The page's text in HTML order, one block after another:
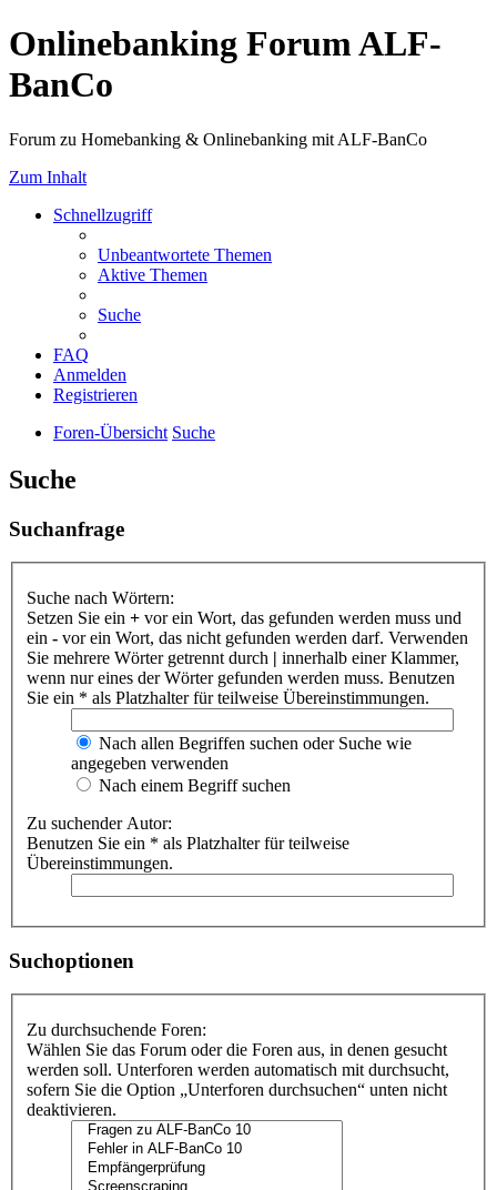
Onlinebanking Forum ALF-
BanCo
Forum zu Homebanking & Onlinebanking mit ALF-BanCo
Zum Inhalt
Schnellzugriff
Unbeantwortete Themen
Aktive Themen
Suche
FAQ
Anmelden
Registrieren
Foren-Übersicht Suche
Suche
Suchanfrage
Suche nach Wörtern:
Setzen Sie ein + vor ein Wort, das gefunden werden muss und
ein - vor ein Wort, das nicht gefunden werden darf. Verwenden
Sie mehrere Wörter getrennt durch | innerhalb einer Klammer,
wenn nur eines der Wörter gefunden werden muss. Benutzen
Sie ein * als Platzhalter für teilweise Übereinstimmungen.
Nach allen Begriffen suchen oder Suche wie
angegeben verwenden
Nach einem Begriff suchen
Zu suchender Autor:
Benutzen Sie ein * als Platzhalter für teilweise
Übereinstimmungen.
Suchoptionen
Zu durchsuchende Foren:
Wählen Sie das Forum oder die Foren aus, in denen gesucht
werden soll. Unterforen werden automatisch mit durchsucht,
sofern Sie die Option „Unterforen durchsuchen“ unten nicht
deaktivieren.